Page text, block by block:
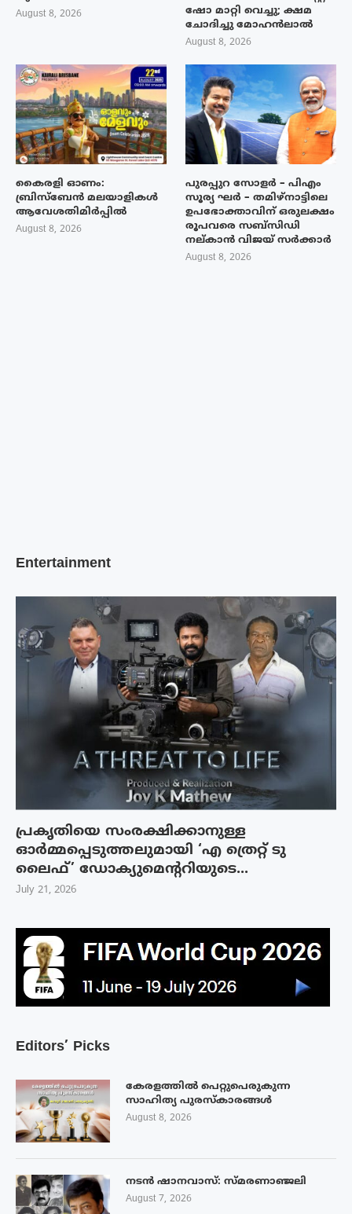
Editors’ Picks
കേരളത്തിൽ പെറ്റുപെരുകുന്ന
സാഹിത്യ പുരസ്‌കാരങ്ങൾ
August 8, 2026
നടൻ ഷാനവാസ്: സ്മരണാഞ്ജലി
August 7, 2026
August 8, 2026
ഷോ മാറ്റി വെച്ചു; ക്ഷമ
ചോദിച്ചു മോഹൻലാൽ
August 8, 2026
കൈരളി ഓണം:
ബ്രിസ്ബേൻ മലയാളികൾ
ആവേശതിമിർപ്പിൽ
August 8, 2026
പുരപ്പുറ സോളർ – പിഎം
സൂര്യ ഘർ – തമിഴ്നാട്ടിലെ
ഉപഭോക്താവിന് ഒരുലക്ഷം
രൂപവരെ സബ്സിഡി
നല്കാൻ വിജയ് സർക്കാർ
August 8, 2026
Entertainment
പ്രകൃതിയെ സംരക്ഷിക്കാനുള്ള
ഓർമ്മപ്പെടുത്തലുമായി ‘എ ത്രെറ്റ് ടു
ലൈഫ്’ ഡോക്യുമെന്ററിയുടെ...
July 21, 2026